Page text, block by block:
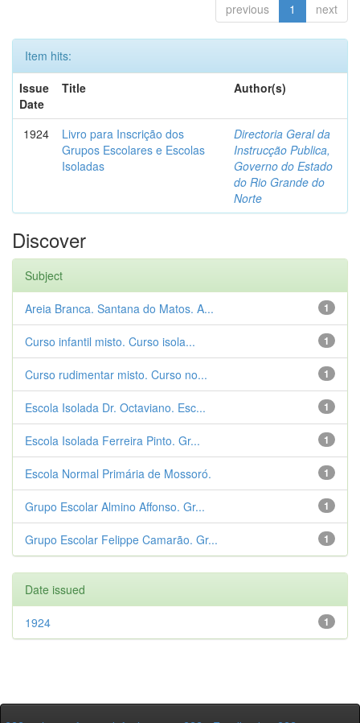
previous 1 next
Item hits:
Issue
Date
Title Author(s)
1924
Livro para Inscrição dos
Grupos Escolares e Escolas
Isoladas
Directoria Geral da
Instrucção Publica,
Governo do Estado
do Rio Grande do
Norte
Discover
Subject
1
Areia Branca. Santana do Matos. A...
1
Curso infantil misto. Curso isola...
1
Curso rudimentar misto. Curso no...
1
Escola Isolada Dr. Octaviano. Esc...
1
Escola Isolada Ferreira Pinto. Gr...
1
Escola Normal Primária de Mossoró.
1
Grupo Escolar Almino Affonso. Gr...
1
Grupo Escolar Felippe Camarão. Gr...
Date issued
1
1924